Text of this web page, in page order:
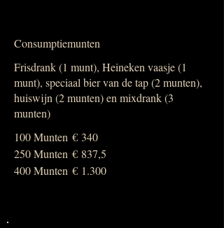
Consumptiemunten
Frisdrank (1 munt), Heineken vaasje (1
munt), speciaal bier van de tap (2 munten),
huiswijn (2 munten) en mixdrank (3
munten)
100 Munten € 340
250 Munten € 837,5
400 Munten € 1.300